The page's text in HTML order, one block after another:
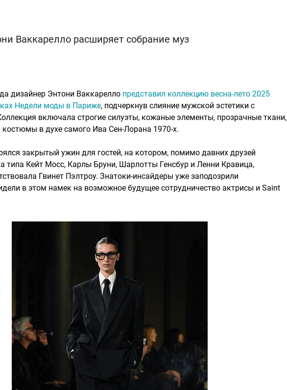
Ваккарелло расширяет собрание муз
дизайнер Энтони Ваккарелло представил коллекцию весна-лето 2025
Недели моды в Париже, подчеркнув слияние мужской эстетики с
включала строгие силуэты, кожаные элементы, прозрачные ткани,
костюмы в духе самого Ива Сен-Лорана 1970-х.
закрытый ужин для гостей, на котором, помимо давних друзей
типа Кейт Мосс, Карлы Бруни, Шарлотты Генсбур и Ленни Кравица,
Гвинет Пэлтроу. Знатоки-инсайдеры уже заподозрили
в этом намек на возможное будущее сотрудничество актрисы и Saint